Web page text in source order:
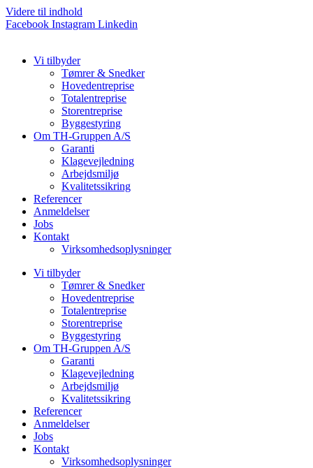
Videre til indhold
Facebook Instagram Linkedin
Vi tilbyder
Tømrer & Snedker
Hovedentreprise
Totalentreprise
Storentreprise
Byggestyring
Om TH-Gruppen A/S
Garanti
Klagevejledning
Arbejdsmiljø
Kvalitetssikring
Referencer
Anmeldelser
Jobs
Kontakt
Virksomhedsoplysninger
Vi tilbyder
Tømrer & Snedker
Hovedentreprise
Totalentreprise
Storentreprise
Byggestyring
Om TH-Gruppen A/S
Garanti
Klagevejledning
Arbejdsmiljø
Kvalitetssikring
Referencer
Anmeldelser
Jobs
Kontakt
Virksomhedsoplysninger